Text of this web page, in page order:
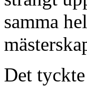
samma
Det